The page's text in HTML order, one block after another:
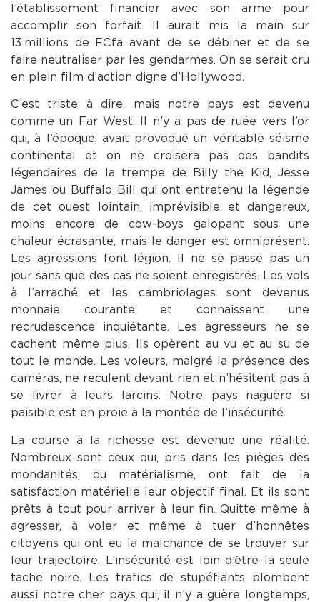
l’établissement financier avec son arme pour
accomplir son forfait. Il aurait mis la main sur
13 millions de FCfa avant de se débiner et de se
faire neutraliser par les gendarmes. On se serait cru
en plein film d’action digne d’Hollywood.
C’est triste à dire, mais notre pays est devenu
comme un Far West. Il n’y a pas de ruée vers l’or
qui, à l’époque, avait provoqué un véritable séisme
continental et on ne croisera pas des bandits
légendaires de la trempe de Billy the Kid, Jesse
James ou Buffalo Bill qui ont entretenu la légende
de cet ouest lointain, imprévisible et dangereux,
moins encore de cow-boys galopant sous une
chaleur écrasante, mais le danger est omniprésent.
Les agressions font légion. Il ne se passe pas un
jour sans que des cas ne soient enregistrés. Les vols
à l’arraché et les cambriolages sont devenus
monnaie courante et connaissent une
recrudescence inquiétante. Les agresseurs ne se
cachent même plus. Ils opèrent au vu et au su de
tout le monde. Les voleurs, malgré la présence des
caméras, ne reculent devant rien et n’hésitent pas à
se livrer à leurs larcins. Notre pays naguère si
paisible est en proie à la montée de l’insécurité.
La course à la richesse est devenue une réalité.
Nombreux sont ceux qui, pris dans les pièges des
mondanités, du matérialisme, ont fait de la
satisfaction matérielle leur objectif final. Et ils sont
prêts à tout pour arriver à leur fin. Quitte même à
agresser, à voler et même à tuer d’honnêtes
citoyens qui ont eu la malchance de se trouver sur
leur trajectoire. L’insécurité est loin d’être la seule
tache noire. Les trafics de stupéfiants plombent
aussi notre cher pays qui, il n’y a guère longtemps,